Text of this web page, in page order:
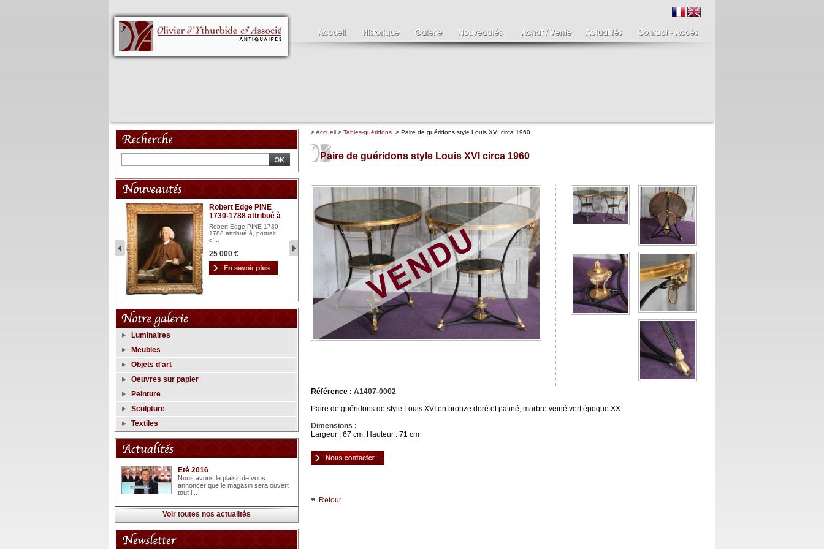
Robert Edge PINE
1730-1788 attribué à
Robert Edge PINE 1730-
1788 attribué à, portrait
d'...
25 000 €
Clément SERVEAU
1886-1972
Clément SERVEAU 1886-
1972 "Portrait de Boxer"
Hui...
2 500 €
Paire de bougeoirs fin
XVIIIème
Paire de bougeoirs putti
tenant une torchère en
1 700 €
Luminaires
Meubles
Objets d'art
Oeuvres sur papier
Peinture
Sculpture
Textiles
Eté 2016
Nous avons le plaisir de vous
annoncer que le magasin sera ouvert
tout l...
Voir toutes nos actualités
>Accueil > Tables-guéridons > Paire de guéridons style Louis XVI circa 1960
Paire de guéridons style Louis XVI circa 1960
Référence : A1407-0002
Paire de guéridons de style Louis XVI en bronze doré et patiné, marbre veiné vert époque XX
Dimensions :
Largeur : 67 cm, Hauteur : 71 cm
Retour